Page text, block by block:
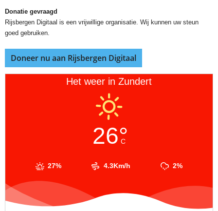
Donatie gevraagd
Rijsbergen Digitaal is een vrijwillige organisatie. Wij kunnen uw steun
goed gebruiken.
Doneer nu aan Rijsbergen Digitaal
Het weer in Zundert
26°
C
27% 4.3Km/h 2%